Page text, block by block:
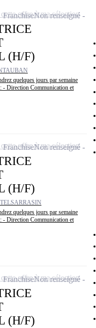
(H/F)
quelques jours par semaine
- Direction Communication et
FranchiseNon renseigné
offre à ma sélection
(H/F)
quelques jours par semaine
- Direction Communication et
FranchiseNon renseigné
offre à ma sélection
(H/F)
FranchiseNon renseigné
offre à ma sélection